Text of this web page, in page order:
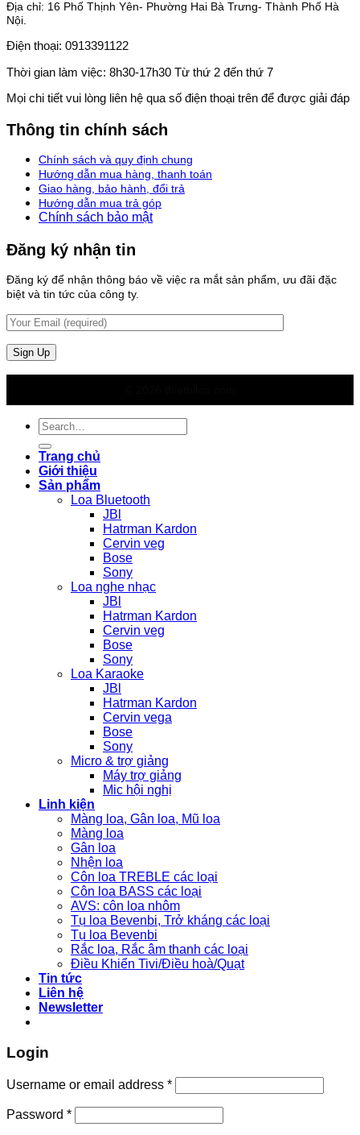
Địa chỉ: 16 Phố Thịnh Yên- Phường Hai Bà Trưng- Thành Phố Hà
Nội.
Điện thoại: 0913391122
Thời gian làm việc: 8h30-17h30 Từ thứ 2 đến thứ 7
Mọi chi tiết vui lòng liên hệ qua số điện thoại trên để được giải đáp
Thông tin chính sách
Chính sách và quy định chung
Hướng dẫn mua hàng, thanh toán
Giao hàng, bảo hành, đổi trả
Hướng dẫn mua trả góp
Chính sách bảo mật
Đăng ký nhận tin
Đăng ký để nhận thông báo về việc ra mắt sản phẩm, ưu đãi đặc
biệt và tin tức của công ty.
Search
for:
Trang chủ
Giới thiệu
Sản phẩm
Loa Bluetooth
JBl
Hatrman Kardon
Cervin veg
Bose
Sony
Loa nghe nhạc
JBl
Hatrman Kardon
Cervin veg
Bose
Sony
Loa Karaoke
JBl
Hatrman Kardon
Cervin vega
Bose
Sony
Micro & trợ giảng
Máy trợ giảng
Mic hội nghị
Linh kiện
Màng loa, Gân loa, Mũ loa
Màng loa
Gân loa
Nhện loa
Côn loa TREBLE các loại
Côn loa BASS các loại
AVS: côn loa nhôm
Tụ loa Bevenbi, Trở kháng các loại
Tụ loa Bevenbi
Rắc loa, Rắc âm thanh các loại
Điều Khiển Tivi/Điều hoà/Quạt
Tin tức
Liên hệ
Newsletter
Login
Username or email address *
Password *